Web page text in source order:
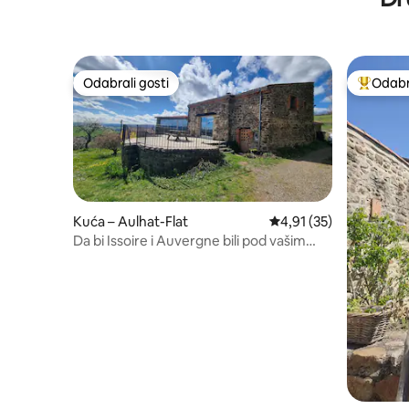
Odabrali gosti
Odabrali gosti
Kuća – Aulhat-Flat Prosječna ocjena:
4,91 (35)
Da bi Issoire i Auvergne bili pod vašim
Među